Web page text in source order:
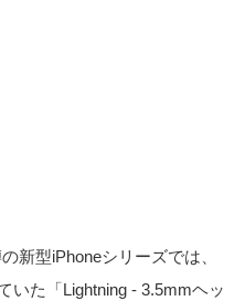
新型iPhoneシリーズでは、
いた「Lightning - 3.5mmヘッ